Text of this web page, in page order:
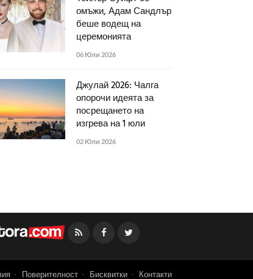
омъжи, Адам Сандлър
беше водещ на
церемонията
06 Юли 2026
Джулай 2026: Чалга
опорочи идеята за
посрещането на
изгрева на 1 юли
02 Юли 2026
Facebook
Поверителност Бисквитки Контакти